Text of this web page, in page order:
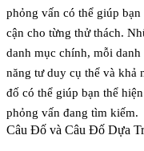
phỏng vấn có thể giúp
cận cho từng thử thách.
danh mục chính, mỗi
năng tư duy cụ thể và khả
đố có thể giúp bạn thể
phỏng vấn đang tìm kiếm.
Câu Đố và Câu Đố Dựa